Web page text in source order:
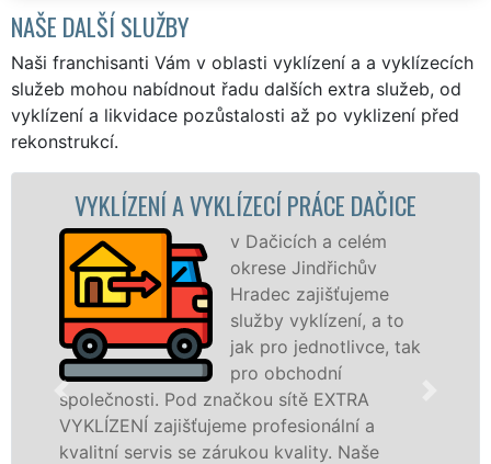
NAŠE DALŠÍ SLUŽBY
Naši franchisanti Vám v oblasti vyklízení a a vyklízecích
služeb mohou nabídnout řadu dalších extra služeb, od
vyklízení a likvidace pozůstalosti až po vyklizení před
rekonstrukcí.
PRÁCE DAČICE
v Dačicích a celém
okrese Jindřichův
Hradec zajišťujeme
služby vyklízení, a to
jak pro jednotlivce, tak
pro obchodní
značkou sítě EXTRA
profesionální a
zárukou kvality. Naše
VYKLÍZECÍ
v Dačicích a
jak fyzickým, tak
zárukou kvalitně